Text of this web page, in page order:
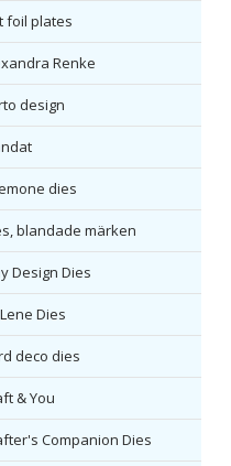
foil plates
Renke
design
dies
blandade märken
Design Dies
Dies
deco dies
& You
Companion Dies